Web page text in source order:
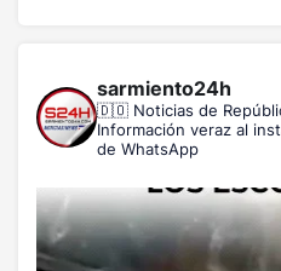
sarmiento24h
🇩🇴 Noticias de
Información veraz al
de WhatsApp